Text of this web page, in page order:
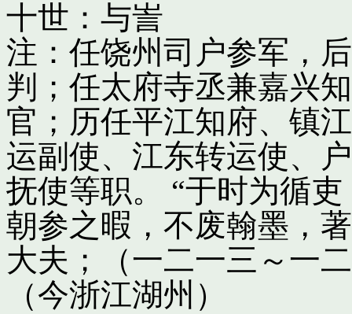
十世：与訔
注：任饶州司户参军，
判；任太府寺丞兼嘉兴
官；历任平江知府、镇
运副使、江东转运使、
抚使等职。 “于时为循
朝参之暇，不废翰墨，
大夫；（一二一三～一
（今浙江湖州）